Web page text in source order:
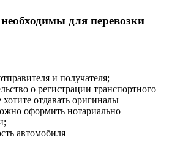
для перевозки
и получателя;
о регистрации транспортного
хотите отдавать оригиналы
оформить нотариально
автомобиля